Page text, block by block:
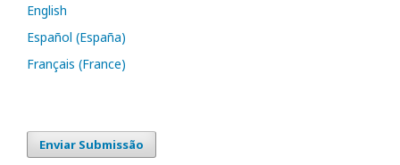
English
Español (España)
Français (France)
Enviar Submissão